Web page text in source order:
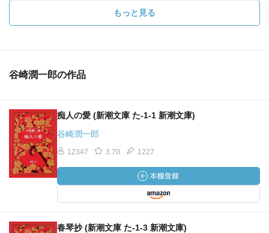
もっと見る
谷崎潤一郎の作品
痴人の愛 (新潮文庫 た-1-1 新潮文庫)
谷崎潤一郎
12347 3.70 1227
春琴抄 (新潮文庫 た-1-3 新潮文庫)